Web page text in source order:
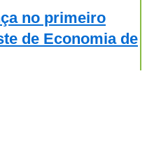
no primeiro
de Economia de